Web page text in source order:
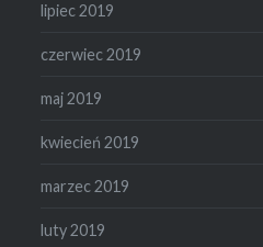
lipiec 2019
czerwiec 2019
maj 2019
kwiecień 2019
marzec 2019
luty 2019